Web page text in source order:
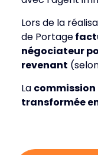
Lors de la
de Portage
négociateur
revenant
La
transformée